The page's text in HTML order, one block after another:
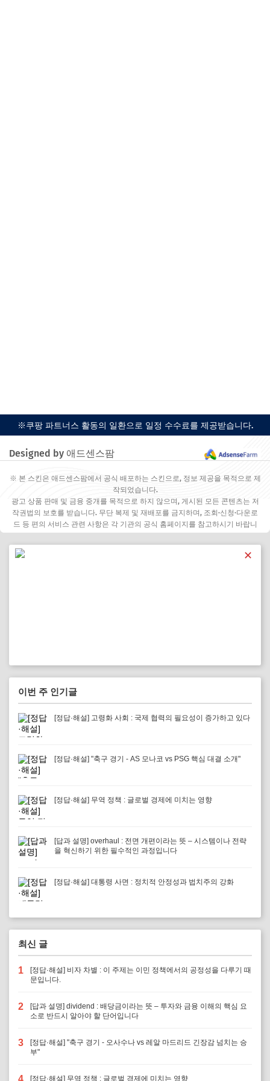
※쿠팡 파트너스 활동의 일환으로 일정 수수료를 제공받습니다.
Designed by 애드센스팜
※ 본 스킨은 애드센스팜에서 공식 배포하는 스킨으로, 정보 제공을 목적으로 제
작되었습니다.
광고 상품 판매 및 금융 중개를 목적으로 하지 않으며, 게시된 모든 콘텐츠는 저
작권법의 보호를 받습니다. 무단 복제 및 재배포를 금지하며, 조회·신청·다운로
드 등 편의 서비스 관련 사항은 각 기관의 공식 홈페이지를 참고하시기 바랍니
✕
이번 주 인기글
[정답·해설] 고령화 사회 : 국제 협력의 필요성이 증가하고 있다
[정답·해설] "축구 경기 - AS 모나코 vs PSG 핵심 대결 소개"
[정답·해설] 무역 정책 : 글로벌 경제에 미치는 영향
[답과 설명] overhaul : 전면 개편이라는 뜻 – 시스템이나 전략
을 혁신하기 위한 필수적인 과정입니다
[정답·해설] 대통령 사면 : 정치적 안정성과 법치주의 강화
최신 글
1
[정답·해설] 비자 차별 : 이 주제는 이민 정책에서의 공정성을 다루기 때
문입니다.
2
[답과 설명] dividend : 배당금이라는 뜻 – 투자와 금융 이해의 핵심 요
소로 반드시 알아야 할 단어입니다
3
[정답·해설] "축구 경기 - 오사수나 vs 레알 마드리드 긴장감 넘치는 승
부"
[정답·해설] 무역 정책 : 글로벌 경제에 미치는 영향